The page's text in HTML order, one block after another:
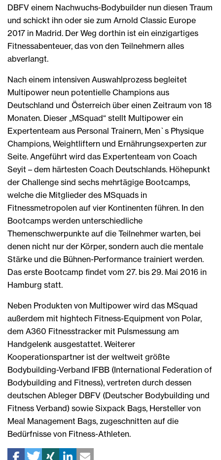
DBFV einem Nachwuchs-Bodybuilder nun diesen Traum
und schickt ihn oder sie zum Arnold Classic Europe
2017 in Madrid. Der Weg dorthin ist ein einzigartiges
Fitnessabenteuer, das von den Teilnehmern alles
abverlangt.
Nach einem intensiven Auswahlprozess begleitet
Multipower neun potentielle Champions aus
Deutschland und Österreich über einen Zeitraum von 18
Monaten. Dieser „MSquad“ stellt Multipower ein
Expertenteam aus Personal Trainern, Men`s Physique
Champions, Weightliftern und Ernährungsexperten zur
Seite. Angeführt wird das Expertenteam von Coach
Seyit – dem härtesten Coach Deutschlands. Höhepunkt
der Challenge sind sechs mehrtägige Bootcamps,
welche die Mitglieder des MSquads in
Fitnessmetropolen auf vier Kontinenten führen. In den
Bootcamps werden unterschiedliche
Themenschwerpunkte auf die Teilnehmer warten, bei
denen nicht nur der Körper, sondern auch die mentale
Stärke und die Bühnen-Performance trainiert werden.
Das erste Bootcamp findet vom 27. bis 29. Mai 2016 in
Hamburg statt.
Neben Produkten von Multipower wird das MSquad
außerdem mit hightech Fitness-Equipment von Polar,
dem A360 Fitnesstracker mit Pulsmessung am
Handgelenk ausgestattet. Weiterer
Kooperationspartner ist der weltweit größte
Bodybuilding-Verband IFBB (International Federation of
Bodybuilding and Fitness), vertreten durch dessen
deutschen Ableger DBFV (Deutscher Bodybuilding und
Fitness Verband) sowie Sixpack Bags, Hersteller von
Meal Management Bags, zugeschnitten auf die
Bedürfnisse von Fitness-Athleten.